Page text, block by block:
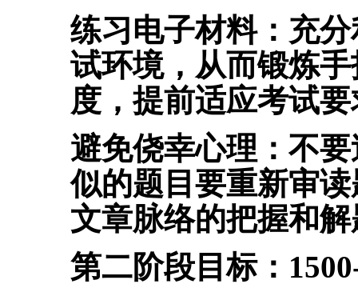
练习电子材料： 充
试环境， 从而锻炼
度，提前适应考试
避免侥幸心理：不
似的题目要重新审
文章脉络的把握和
第二阶段目标：